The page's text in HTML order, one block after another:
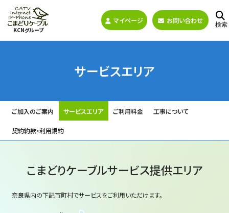
KCNグループ
マイページ お問い合わせ 検索
サービスエリア
ご加入のご案内 サービスエリア ご利用料金 工事について
契約約款・利用規約
こまどりケーブルサービス提供エリア
奈良県内の下記市町村でサービスをご利用いただけます。